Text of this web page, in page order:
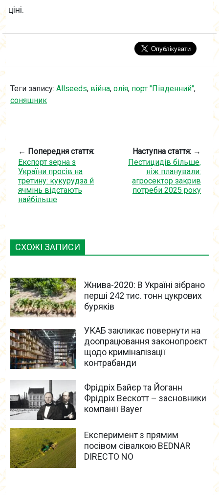
ціні.
Теги запису: Allseeds, війна, олія, порт "Південний",
соняшник
← Попередня стаття:
Експорт зерна з
України просів на
третину: кукурудза й
ячмінь відстають
найбільше
Наступна стаття: →
Пестицидів більше,
ніж планували:
агросектор закрив
потреби 2025 року
СХОЖІ ЗАПИСИ
Жнива-2020: В Україні зібрано
перші 242 тис. тонн цукрових
буряків
УКАБ закликає повернути на
доопрацювання законопроєкт
щодо криміналізації
контрабанди
Фрідріх Байєр та Йоганн
Фрідріх Вескотт – засновники
компанії Bayer
Експеримент з прямим
посівом сівалкою BEDNAR
DIRECTO NO